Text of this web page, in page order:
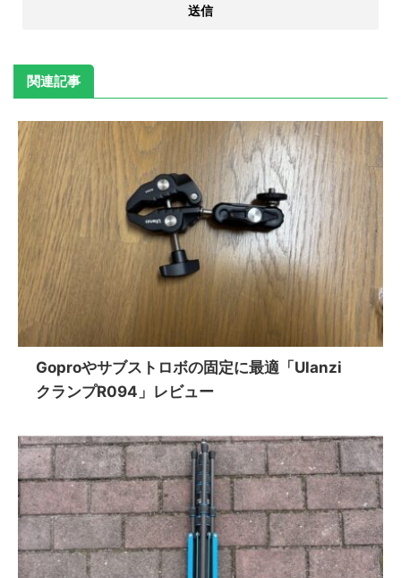
関連記事
Goproやサブストロボの固定に最適「Ulanzi
クランプR094」レビュー